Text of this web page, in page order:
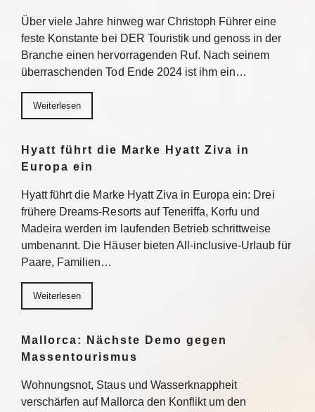
Über viele Jahre hinweg war Christoph Führer eine
feste Konstante bei DER Touristik und genoss in der
Branche einen hervorragenden Ruf. Nach seinem
überraschenden Tod Ende 2024 ist ihm ein…
Weiterlesen
Hyatt führt die Marke Hyatt Ziva in
Europa ein
Hyatt führt die Marke Hyatt Ziva in Europa ein: Drei
frühere Dreams-Resorts auf Teneriffa, Korfu und
Madeira werden im laufenden Betrieb schrittweise
umbenannt. Die Häuser bieten All-inclusive-Urlaub für
Paare, Familien…
Weiterlesen
Mallorca: Nächste Demo gegen
Massentourismus
Wohnungsnot, Staus und Wasserknappheit
verschärfen auf Mallorca den Konflikt um den